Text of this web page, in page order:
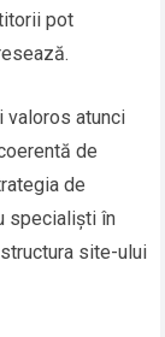
pot
valoros atunci
de
de
specialiști în
site-ului